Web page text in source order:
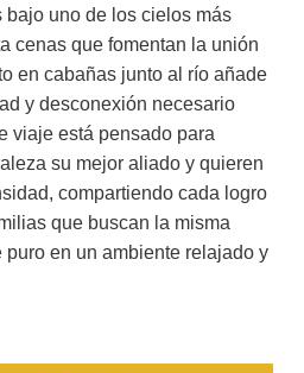
uno de los cielos más
cenas que fomentan la unión
en cabañas junto al río añade
y desconexión necesario
viaje está pensado para
su mejor aliado y quieren
compartiendo cada logro
que buscan la misma
en un ambiente relajado y